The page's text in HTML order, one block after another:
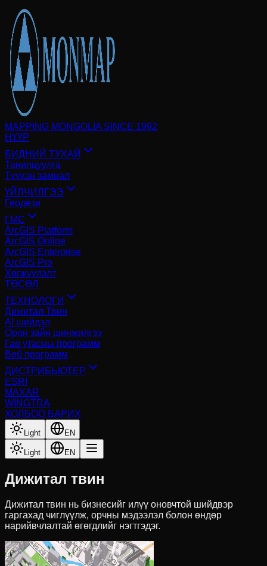
MAPPING MONGOLIA SINCE 1992
НҮҮР
БИДНИЙ ТУХАЙ
Танилцуулга
Түүхэн замнал
ҮЙЛЧИЛГЭЭ
Геодези
ГМС
ArcGIS Platform
ArcGIS Online
ArcGIS Enterprise
ArcGIS Pro
Хөгжүүлэлт
ТӨСӨЛ
ТЕХНОЛОГИ
Дижитал Твин
AI шийдэл
Орон зайн шинжилгээ
Гар утасны программ
Веб программ
ДИСТРИБЬЮТЕР
ESRI
MAXAR
WINGTRA
ХОЛБОО БАРИХ
Light EN
Light EN
Дижитал твин
Дижитал твин нь бизнесийг илүү оновчтой шийдвэр
гаргахад чиглүүлж, орчны мэдээлэл болон өндөр
нарийвчлалтай өгөгдлийг нэгтгэдэг.